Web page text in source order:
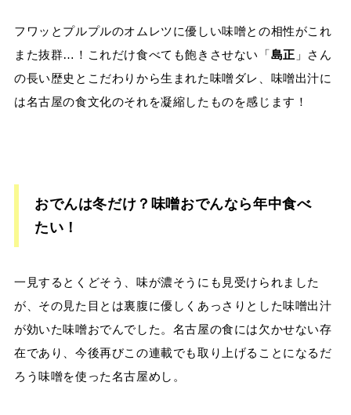
フワッとプルプルのオムレツに優しい味噌との相性がこれ
また抜群…！これだけ食べても飽きさせない「島正 」さん
の長い歴史とこだわりから生まれた味噌ダレ、味噌出汁に
は名古屋の食文化のそれを凝縮したものを感じます！
おでんは冬だけ？味噌おでんなら年中食べ
たい！
一見するとくどそう、味が濃そうにも見受けられました
が、その見た目とは裏腹に優しくあっさりとした味噌出汁
が効いた味噌おでんでした。名古屋の食には欠かせない存
在であり、今後再びこの連載でも取り上げることになるだ
ろう味噌を使った名古屋めし。